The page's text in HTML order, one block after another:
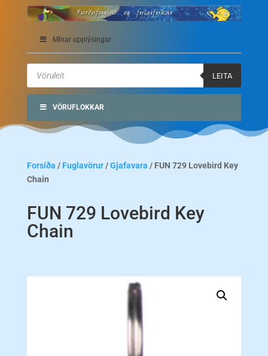
Mínar upplýsingar
Products
search
LEITA
VÖRUFLOKKAR
Forsíða / Fuglavörur/Gjafavara / FUN 729 Lovebird Key
Chain
FUN 729 Lovebird Key
Chain